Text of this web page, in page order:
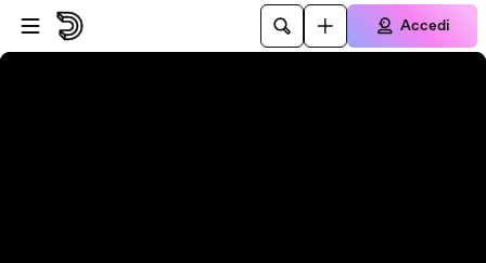
Vai al lettore
Passa al contenuto principale
Accedi